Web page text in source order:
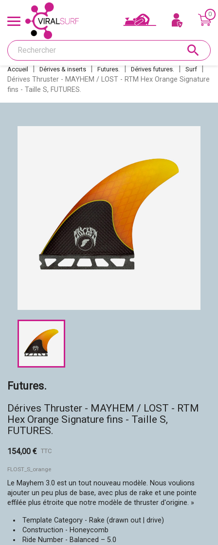
Offres & Carte cadeau
Shape
Glass
Dérives et inserts
Accessoires
Eco-friendly
0
search
Accueil Dérives & inserts Futures. Dérives futures. Surf
Dérives Thruster - MAYHEM / LOST - RTM Hex Orange Signature
fins - Taille S, FUTURES.
Futures.
Dérives Thruster - MAYHEM / LOST - RTM
Hex Orange Signature fins - Taille S,
FUTURES.
154,00 € TTC
FLOST_S_orange
Le Mayhem 3.0 est un tout nouveau modèle. Nous voulions
ajouter un peu plus de base, avec plus de rake et une pointe
effilée plus étroite que notre modèle de thruster d'origine. »
Template Category - Rake (drawn out | drive)
Construction - Honeycomb
Ride Number - Balanced – 5.0